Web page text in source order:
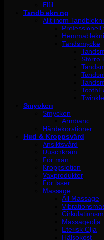
Elfil
Tandblekning
Allt inom
Professionell
Tandsmycke
Större
Smycken
Smycken
Armband
Hårdekorationer
Hud & Kroppsvård
Ansiktsvård
Duschkräm
För män
Kroppslotion
Vaxprodukter
För laser
Massage
All Massage
Massageolja
Eterisk Olja
Hälsokost